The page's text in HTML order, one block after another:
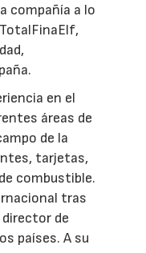
compañía a lo
en el
áreas de
de la
tarjetas,
combustible.
tras
de
países. A su